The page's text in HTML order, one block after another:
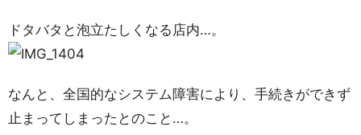
ドタバタと泡立たしくなる店内…。
なんと、全国的なシステム障害により、手続きができず
止まってしまったとのこと…。